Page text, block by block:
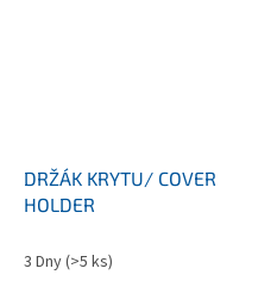
DRŽÁK KRYTU/ COVER
HOLDER
3 Dny(>5 ks)